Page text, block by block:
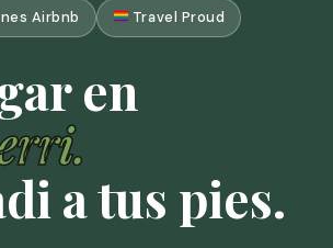
Airbnb Travel Proud
en
a tus pies.